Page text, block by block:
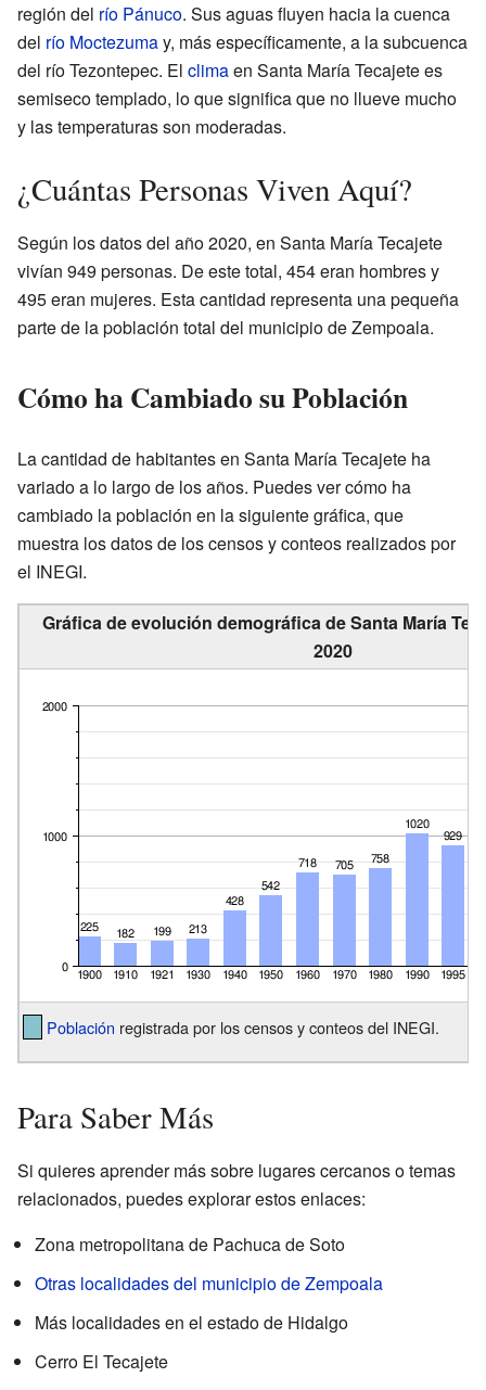
región del río Pánuco. Sus aguas fluyen hacia la cuenca
del río Moctezumay, más específicamente, a la subcuenca
del río Tezontepec. El climaen Santa María Tecajete es
semiseco templado, lo que significa que no llueve mucho
y las temperaturas son moderadas.
¿Cuántas Personas Viven Aquí?
Según los datos del año 2020, en Santa María Tecajete
vivían 949 personas. De este total, 454 eran hombres y
495 eran mujeres. Esta cantidad representa una pequeña
parte de la población total del municipio de Zempoala.
Cómo ha Cambiado su Población
La cantidad de habitantes en Santa María Tecajete ha
variado a lo largo de los años. Puedes ver cómo ha
cambiado la población en la siguiente gráfica, que
muestra los datos de los censos y conteos realizados por
el INEGI.
Gráfica de evolución demográfica de Santa María
2020
Población registrada por los censos y conteos del INEGI.
Para Saber Más
Si quieres aprender más sobre lugares cercanos o temas
relacionados, puedes explorar estos enlaces:
Zona metropolitana de Pachuca de Soto
Otras localidades del municipio de Zempoala
Más localidades en el estado de Hidalgo
Cerro El Tecajete